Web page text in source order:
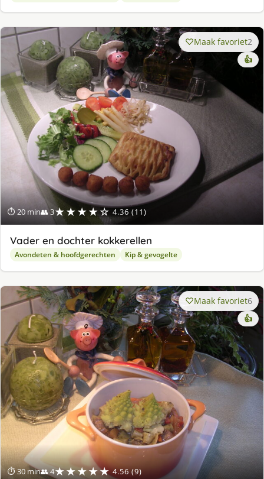
⏱ 20 min👥 3★★★★☆ 4.36 (11)
Maak favoriet2
👍
Vader en dochter kokkerellen
Avondeten & hoofdgerechten Kip & gevogelte
⏱ 30 min👥 4★★★★★ 4.56 (9)
Maak favoriet6
👍